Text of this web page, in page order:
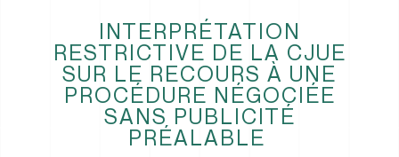
INTERPRÉTATION
RESTRICTIVE DE LA CJUE
SUR LE RECOURS À UNE
PROCÉDURE NÉGOCIÉE
SANS PUBLICITÉ
PRÉALABLE